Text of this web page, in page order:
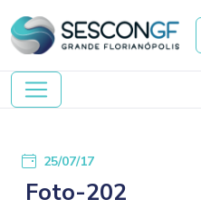
25/07/17
Foto-202